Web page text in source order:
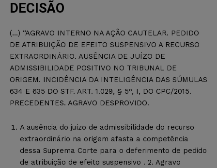
DECISÃO
(…) “AGRAVO INTERNO NA AÇÃO CAUTELAR. PEDIDO
DE ATRIBUIÇÃO DE EFEITO SUSPENSIVO A RECURSO
EXTRAORDINÁRIO. AUSÊNCIA DE JUÍZO DE
ADMISSIBILIDADE POSITIVO NO TRIBUNAL DE
ORIGEM. INCIDÊNCIA DA INTELIGÊNCIA DAS SÚMULAS
634 E 635 DO STF. ART. 1.029, § 5º, I, DO CPC/2015.
PRECEDENTES. AGRAVO DESPROVIDO.
A ausência do juízo de admissibilidade do recurso
extraordinário na origem afasta a competência
dessa Suprema Corte para o deferimento de pedido
de atribuição de efeito suspensivo . 2. Agravo